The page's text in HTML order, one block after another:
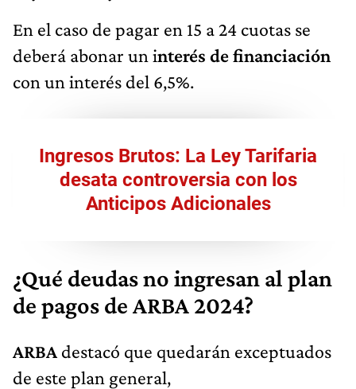
En el caso de pagar en 15 a 24 cuotas se
deberá abonar un interés de financiación
con un interés del 6,5%.
Ingresos Brutos: La Ley Tarifaria
desata controversia con los
Anticipos Adicionales
¿Qué deudas no ingresan al plan
de pagos de ARBA 2024?
ARBA destacó que quedarán exceptuados
de este plan general,